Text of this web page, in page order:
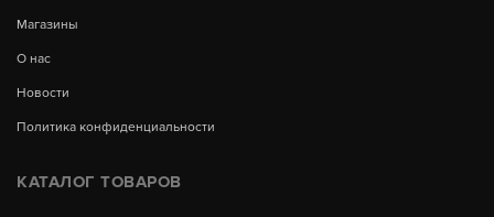
Магазины
О нас
Новости
Политика конфиденциальности
КАТАЛОГ ТОВАРОВ